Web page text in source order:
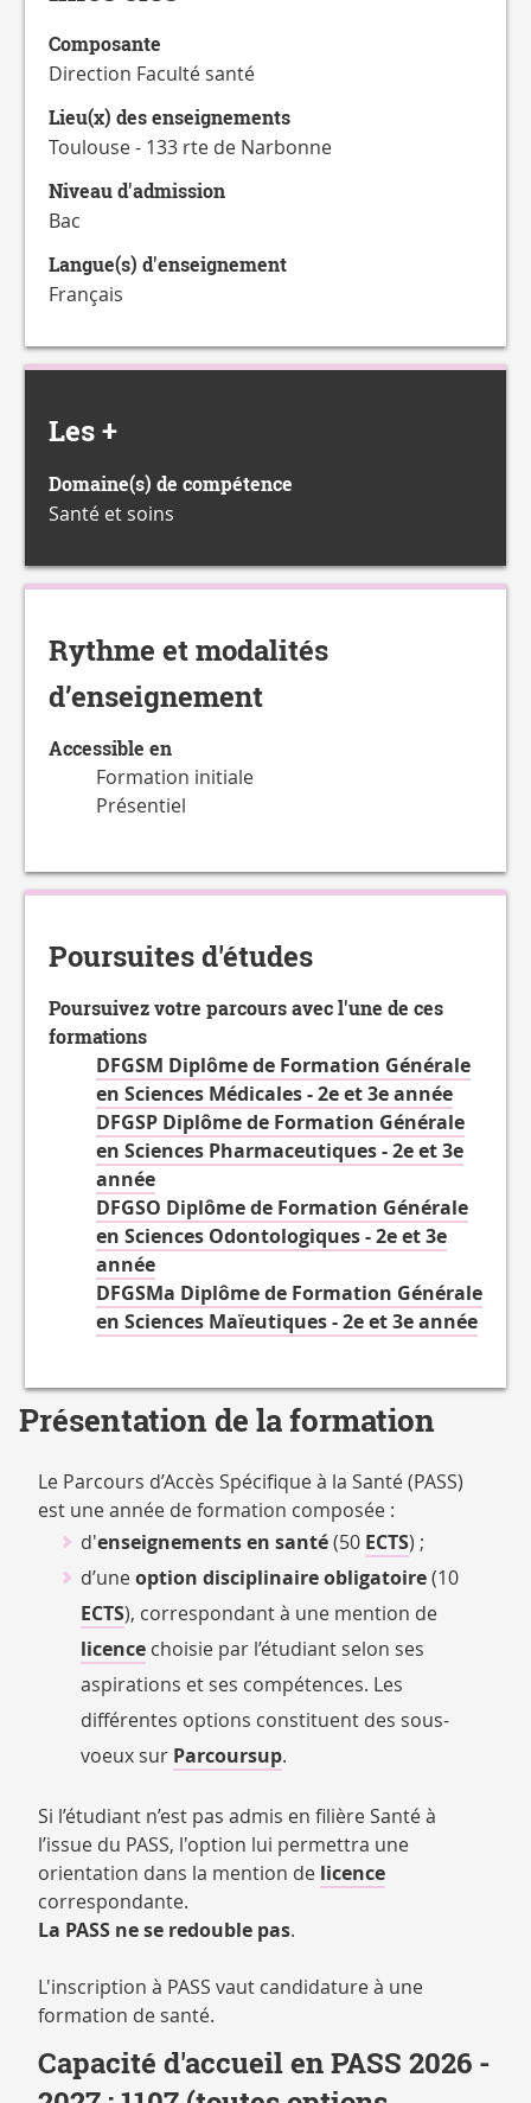
CATALOGUE
FORMATIONS
Composante
Direction Faculté santé
Lieu(x) des enseignements
Toulouse - 133 rte de Narbonne
Niveau d'admission
Bac
Langue(s) d'enseignement
Français
Les +
Domaine(s) de compétence
Santé et soins
Rythme et modalités
d’enseignement
Accessible en
Formation initiale
Présentiel
Poursuites d'études
Poursuivez votre parcours avec l'une de ces
formations
DFGSM Diplôme de Formation Générale
en Sciences Médicales - 2e et 3e année
DFGSP Diplôme de Formation Générale
en Sciences Pharmaceutiques - 2e et 3e
année
DFGSO Diplôme de Formation Générale
en Sciences Odontologiques - 2e et 3e
année
DFGSMa Diplôme de Formation Générale
en Sciences Maïeutiques - 2e et 3e année
Présentation de la formation
Le Parcours d’Accès Spécifique à la Santé (PASS)
est une année de formation composée :
d'enseignements en santé(50 ECTS) ;
d’uneoption disciplinaire obligatoire(10
ECTS), correspondant à une mention de
licencechoisie par l’étudiant selon ses
aspirations et ses compétences. Les
différentes options constituent des sous-
voeux sur Parcoursup.
Si l’étudiant n’est pas admis en filière Santé à
l’issue du PASS, l'option lui permettra une
orientation dans la mention de licence
correspondante.
La PASS ne se redouble pas.
L'inscription à PASS vaut candidature à une
formation de santé.
Capacité d'accueil en PASS 2026 -